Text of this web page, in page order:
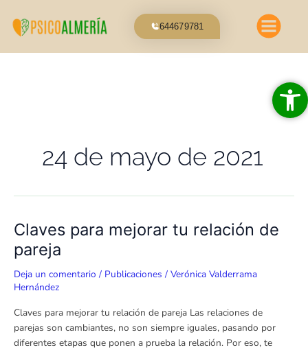
contenido
644679781
24 de mayo de 2021
Claves para mejorar tu relación de
pareja
Deja un comentario / Publicaciones / Verónica Valderrama
Hernández
Claves para mejorar tu relación de pareja Las relaciones de
parejas son cambiantes, no son siempre iguales, pasando por
diferentes etapas que ponen a prueba la relación. Por eso, te
Claves
mejorar
tu
relación
pareja
Abrir